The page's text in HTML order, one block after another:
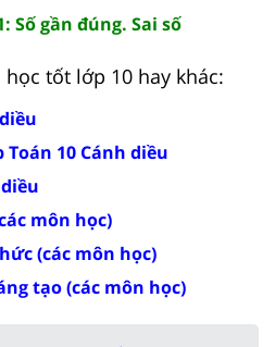
Số gần đúng. Sai số
tốt lớp 10 hay khác:
10 Cánh diều
môn học)
(các môn học)
tạo (các môn học)